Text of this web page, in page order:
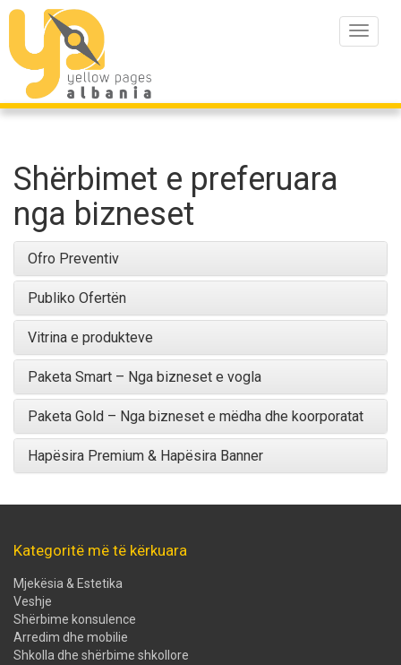
Toggle
Shërbimet e preferuara
nga bizneset
Ofro Preventiv
Publiko Ofertën
Vitrina e produkteve
Paketa Smart – Nga bizneset e vogla
Paketa Gold – Nga bizneset e mëdha dhe koorporatat
Hapësira Premium & Hapësira Banner
Kategoritë më të kërkuara
Mjekësia & Estetika
Veshje
Shërbime konsulence
Arredim dhe mobilie
Shkolla dhe shërbime shkollore